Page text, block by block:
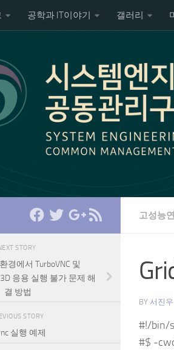
공학과 IT이야기 갤러리
고성능
BY 서진우
#!/bin/
#$ -
STORY
경에서 TurboVNC 및
응용 실행 불가 문제 해
결 방법
STORY
실행 예제